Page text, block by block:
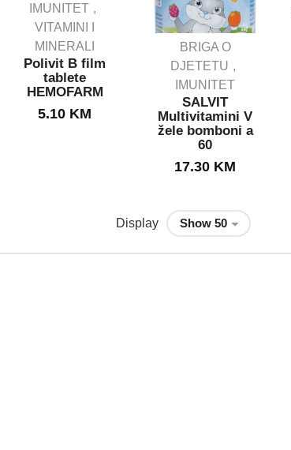
IMUNITET
VITAMINI I
MINERALI
Polivit B film
tablete
HEMOFARM
5.10 KM
BRIGA O
DJETETU
IMUNITET
SALVIT
Multivitamini V
žele bomboni a
60
17.30 KM
Display